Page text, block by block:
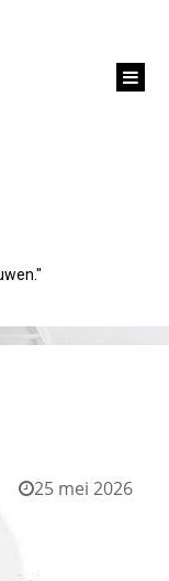
lening
25 mei 2026